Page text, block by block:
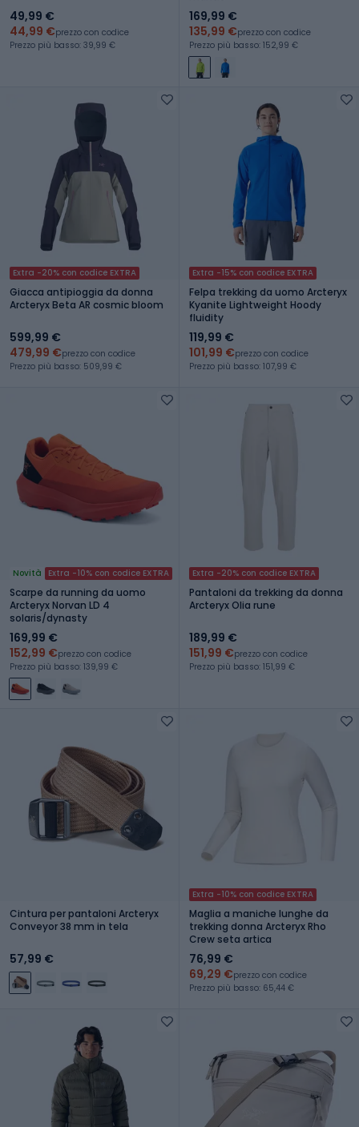
49,99 €
44,99 €prezzo con codice
Prezzo più basso: 39,99 €
169,99 €
135,99 €prezzo con codice
Prezzo più basso: 152,99 €
Extra -20% con codice EXTRA
Giacca antipioggia da donna
Arcteryx Beta AR cosmic bloom
599,99 €
479,99 €prezzo con codice
Prezzo più basso: 509,99 €
Extra -15% con codice EXTRA
Felpa trekking da uomo Arcteryx
Kyanite Lightweight Hoody
fluidity
119,99 €
101,99 €prezzo con codice
Prezzo più basso: 107,99 €
Novità Extra -10% con codice EXTRA
Scarpe da running da uomo
Arcteryx Norvan LD 4
solaris/dynasty
169,99 €
152,99 €prezzo con codice
Prezzo più basso: 139,99 €
Extra -20% con codice EXTRA
Pantaloni da trekking da donna
Arcteryx Olia rune
189,99 €
151,99 €prezzo con codice
Prezzo più basso: 151,99 €
Cintura per pantaloni Arcteryx
Conveyor 38 mm in tela
57,99 €
Extra -10% con codice EXTRA
Maglia a maniche lunghe da
trekking donna Arcteryx Rho
Crew seta artica
76,99 €
69,29 €prezzo con codice
Prezzo più basso: 65,44 €